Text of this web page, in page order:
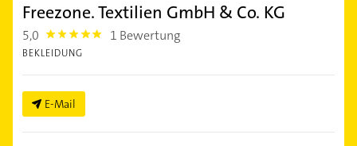
Freezone. Textilien GmbH & Co. KG
5,0 5.0 1 Bewertung
BEKLEIDUNG
E-Mail